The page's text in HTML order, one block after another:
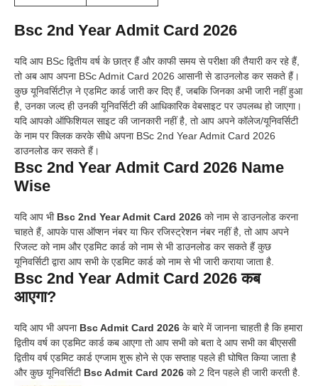
Bsc 2nd Year Admit Card 2026
यदि आप BSc द्वितीय वर्ष के छात्र हैं और काफी समय से परीक्षा की तैयारी कर रहे हैं,
तो अब आप अपना BSc Admit Card 2026 आसानी से डाउनलोड कर सकते हैं।
कुछ यूनिवर्सिटीज़ ने एडमिट कार्ड जारी कर दिए हैं, जबकि जिनका अभी जारी नहीं हुआ
है, उनका जल्द ही उनकी यूनिवर्सिटी की आधिकारिक वेबसाइट पर उपलब्ध हो जाएगा।
यदि आपको ऑफिशियल साइट की जानकारी नहीं है, तो आप अपने कॉलेज/यूनिवर्सिटी
के नाम पर क्लिक करके सीधे अपना BSc 2nd Year Admit Card 2026
डाउनलोड कर सकते हैं।
Bsc 2nd Year Admit Card 2026 Name
Wise
यदि आप भी Bsc 2nd Year Admit Card 2026 को नाम से डाउनलोड करना
चाहते हैं, आपके पास ऑप्शन नंबर या फिर रजिस्ट्रेशन नंबर नहीं है, तो आप अपने
रिजल्ट को नाम और एडमिट कार्ड को नाम से भी डाउनलोड कर सकते हैं कुछ
यूनिवर्सिटी द्वारा आप सभी के एडमिट कार्ड को नाम से भी जारी कराया जाता है.
Bsc 2nd Year Admit Card 2026 कब
आएगा?
यदि आप भी अपना Bsc Admit Card 2026 के बारे में जानना चाहती है कि हमारा
द्वितीय वर्ष का एडमिट कार्ड कब आएगा तो आप सभी को बता दे आप सभी का बीएससी
द्वितीय वर्ष एडमिट कार्ड एग्जाम शुरू होने से एक सप्ताह पहले ही घोषित किया जाता है
और कुछ यूनिवर्सिटी Bsc Admit Card 2026 को 2 दिन पहले ही जारी करती है.